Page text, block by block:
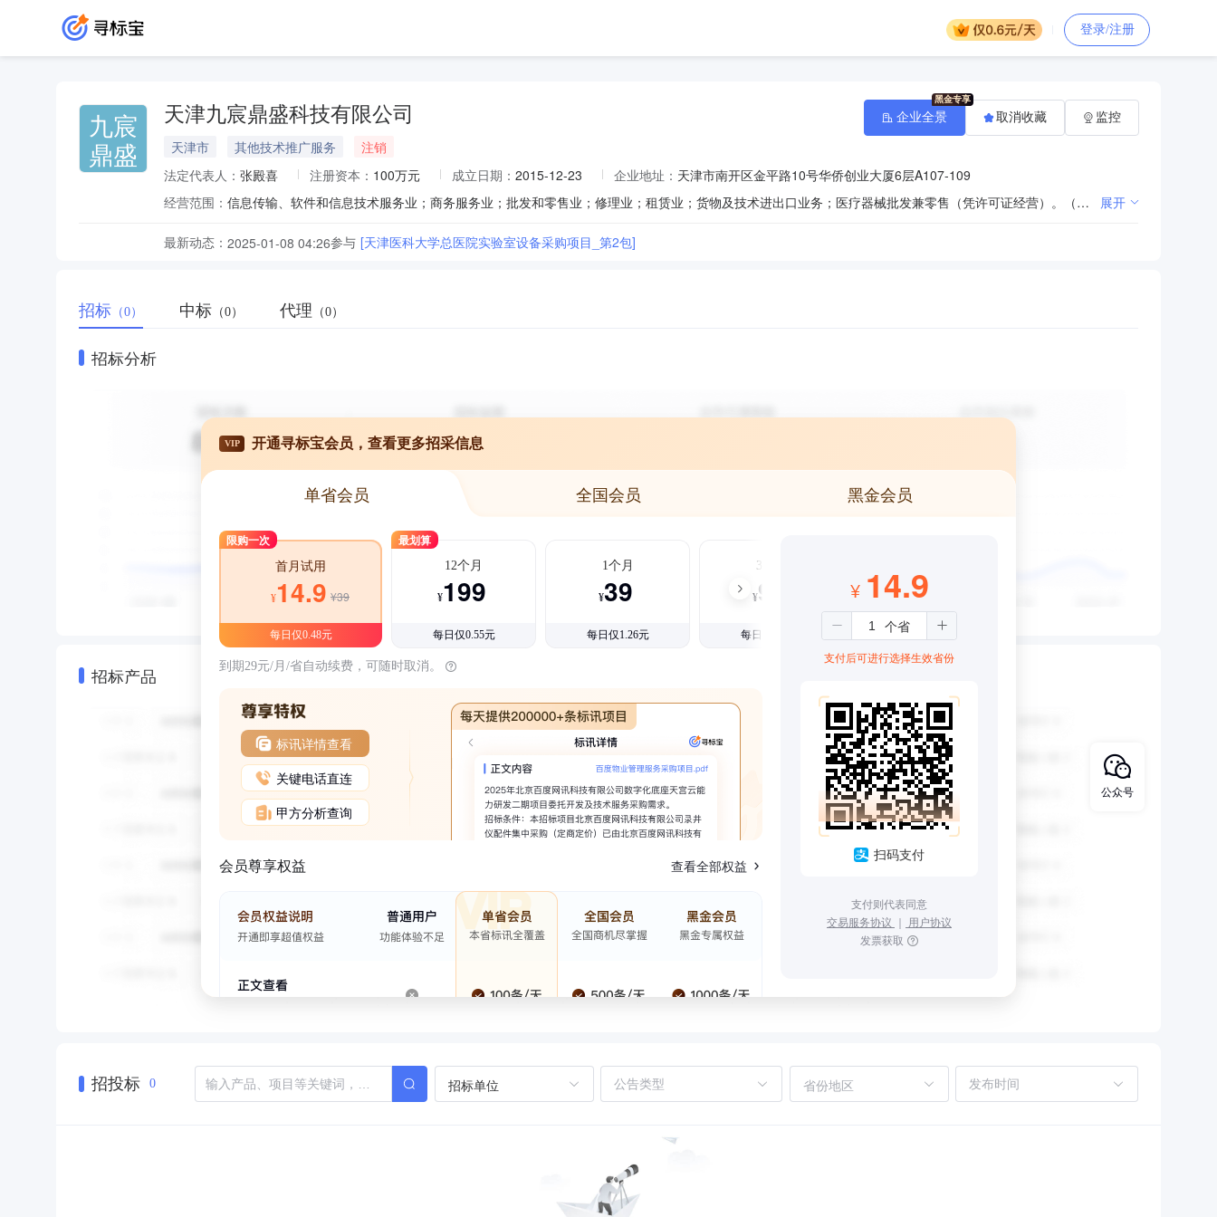
登录/注册
九宸
鼎盛
天津九宸鼎盛科技有限公司
天津市 其他技术推广服务
注销
法定代表人： 张殿喜 注册资本： 100万元 成立日期： 2015-12-23 企业地址： 天津市南开区金平路10号华侨创业大厦6层A107-109
经营范围：
信息传输、软件和信息技术服务业；商务服务业；批发和零售业；修理业；租赁业；货物及技术进出口业务；医疗器械批发兼零售（凭许可证经营）。（依法须经批准的项目，经相关部门批准后方可开展经营活动） 展开
最新动态： 2025-01-08 04:26参与 [天津医科大学总医院实验室设备采购项目_第2包]
企业全景 取消收藏 监控
招标 （0） 中标 （0） 代理 （0）
招标分析
招标产品
VIP 开通寻标宝会员，查看更多招采信息
单省会员 全国会员 黑金会员
限购一次
首月试用
¥14.9 ¥39
每日仅0.48元
最划算
12个月
¥199
每日仅0.55元
1个月
¥39
每日仅1.26元
3个月
¥99
每日仅1.08元
到期29元/月/省自动续费，可随时取消。
标讯详情查看
关键电话直连
甲方分析查询
会员尊享权益 查看全部权益
¥ 14.9
支付后可进行选择生效省份
扫码支付
支付则代表同意
交易服务协议 ｜ 用户协议
发票获取
招投标 0 招标单位 省份地区
公众号